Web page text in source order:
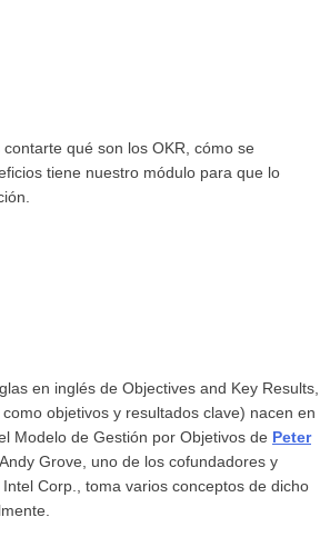
qué son los OKR , cómo se
tiene nuestro módulo para que lo
en inglés de Objectives and Key Results,
objetivos y resultados clave) nacen en
Modelo de Gestión por Objetivos de Peter
Grove, uno de los cofundadores y
Corp., toma varios conceptos de dicho